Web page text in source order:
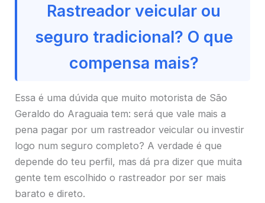
Rastreador veicular ou
seguro tradicional? O que
compensa mais?
Essa é uma dúvida que muito motorista de São
Geraldo do Araguaia tem: será que vale mais a
pena pagar por um rastreador veicular ou investir
logo num seguro completo? A verdade é que
depende do teu perfil, mas dá pra dizer que muita
gente tem escolhido o rastreador por ser mais
barato e direto.